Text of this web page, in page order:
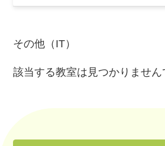
その他（IT）
該当する教室は見つかりません